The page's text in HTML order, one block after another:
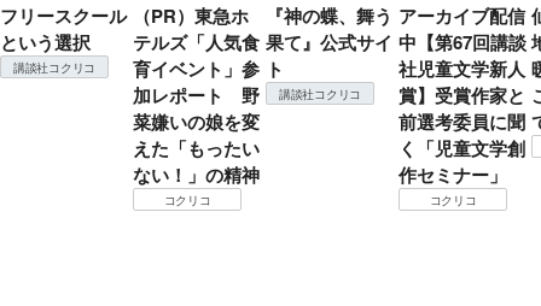
フリースクール
という選択
講談社コクリコ
（PR）東急ホ
テルズ「人気食
育イベント」参
加レポート 野
菜嫌いの娘を変
えた「もったい
ない！」の精神
コクリコ
『神の蝶、舞う
果て』公式サイ
ト
講談社コクリコ
アーカイブ配信
中【第67回講談
社児童文学新人
賞】受賞作家と
前選考委員に聞
く「児童文学創
作セミナー」
コクリコ